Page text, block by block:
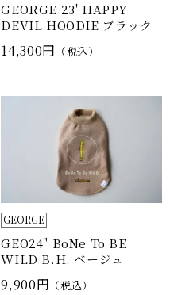
GEORGE 23' HAPPY
DEVIL HOODIE ブラック
14,300円 （税込）
GEORGE
GEO24" BoNe To BE
WILD B.H. ベージュ
9,900円 （税込）